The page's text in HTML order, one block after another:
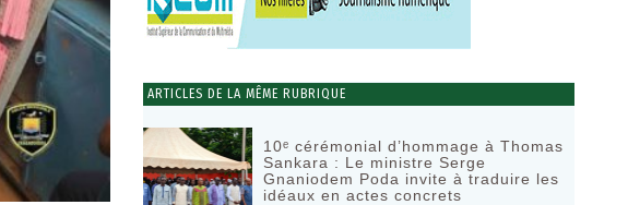
ARTICLES DE LA MÊME RUBRIQUE
10ᵉ cérémonial d’hommage à Thomas
Sankara : Le ministre Serge
Gnaniodem Poda invite à traduire les
idéaux en actes concrets